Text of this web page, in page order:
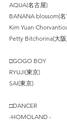
AQUA(名古屋)
BANANA blossom(
Kim Yuan
Petty Bitchorina(大
□GOGO BOY
RYUJI(東京)
SAI(東京)
□DANCER
-HOMOLAND -